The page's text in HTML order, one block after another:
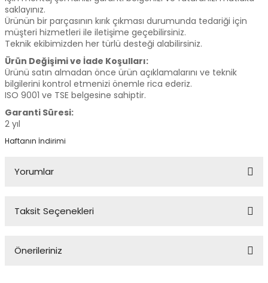
saklayınız.
Ürünün bir parçasının kırık çıkması durumunda tedariği için
müşteri hizmetleri ile iletişime geçebilirsiniz.
Teknik ekibimizden her türlü desteği alabilirsiniz.
Ürün Değişimi ve İade Koşulları:
Ürünü satın almadan önce ürün açıklamalarını ve teknik
bilgilerini kontrol etmenizi önemle rica ederiz.
ISO 9001 ve TSE belgesine sahiptir.
Garanti Süresi:
2 yıl
Haftanın İndirimi
Yorumlar
Taksit Seçenekleri
Önerileriniz